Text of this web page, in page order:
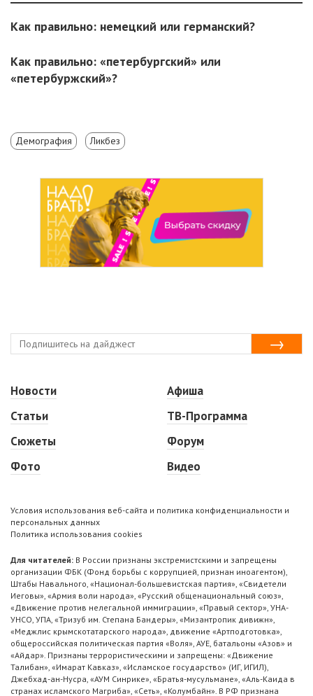
Как правильно: немецкий или германский?
Как правильно: «петербургский» или
«петербуржский»?
Демография Ликбез
Новости
Статьи
Сюжеты
Фото
Афиша
ТВ-Программа
Форум
Видео
Условия использования веб-сайта и политика конфиденциальности и
персональных данных
Политика использования cookies
Для читателей: В России признаны экстремистскими и запрещены
организации ФБК (Фонд борьбы с коррупцией, признан иноагентом),
Штабы Навального, «Национал-большевистская партия», «Свидетели
Иеговы», «Армия воли народа», «Русский общенациональный союз»,
«Движение против нелегальной иммиграции», «Правый сектор», УНА-
УНСО, УПА, «Тризуб им. Степана Бандеры», «Мизантропик дивижн»,
«Меджлис крымскотатарского народа», движение «Артподготовка»,
общероссийская политическая партия «Воля», АУЕ, батальоны «Азов» и
«Айдар». Признаны террористическими и запрещены: «Движение
Талибан», «Имарат Кавказ», «Исламское государство» (ИГ, ИГИЛ),
Джебхад-ан-Нусра, «АУМ Синрике», «Братья-мусульмане», «Аль-Каида в
странах исламского Магриба», «Сеть», «Колумбайн». В РФ признана